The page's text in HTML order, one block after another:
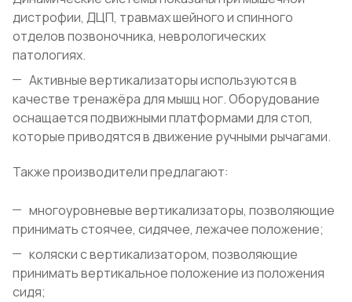
дистрофии, ДЦП, травмах шейного и спинного
отделов позвоночника, неврологических
патологиях.
Активные вертикализаторы используются в
качестве тренажёра для мышц ног. Оборудование
оснащается подвижными платформами для стоп,
которые приводятся в движение ручными рычагами.
Также производители предлагают:
многоуровневые вертикализаторы, позволяющие
принимать стоячее, сидячее, лежачее положение;
коляски с вертикализатором, позволяющие
принимать вертикальное положение из положения
сидя;